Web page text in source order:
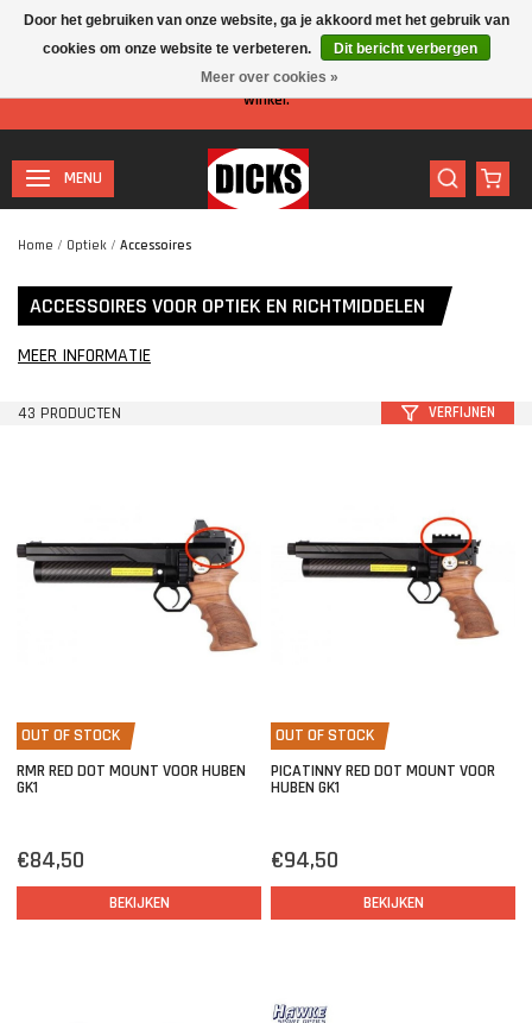
Let op: I.v.m. de zomervakantie is er minder personeel aanwezig in de
winkel.
MENU
Home / Optiek / Accessoires
ACCESSOIRES VOOR OPTIEK EN RICHTMIDDELEN
MEER INFORMATIE
43 PRODUCTEN VERFIJNEN
OUT OF STOCK
RMR RED DOT MOUNT VOOR HUBEN
GK1
€84,50
BEKIJKEN
OUT OF STOCK
PICATINNY RED DOT MOUNT VOOR
HUBEN GK1
€94,50
BEKIJKEN
Door het gebruiken van onze website, ga je akkoord met het gebruik van
cookies om onze website te verbeteren.
Dit bericht verbergen
Meer over cookies »